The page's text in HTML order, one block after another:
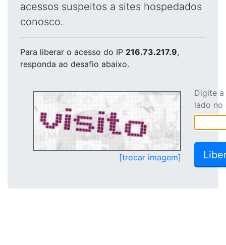
acessos suspeitos a sites hospedados
conosco.
Para liberar o acesso do IP 216.73.217.9,
responda ao desafio abaixo.
[trocar imagem]
Digite
lado no